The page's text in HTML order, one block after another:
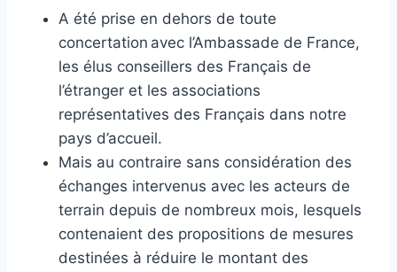
A été prise en dehors de toute
concertation avec l’Ambassade de France,
les élus conseillers des Français de
l’étranger et les associations
représentatives des Français dans notre
pays d’accueil.
Mais au contraire sans considération des
échanges intervenus avec les acteurs de
terrain depuis de nombreux mois, lesquels
contenaient des propositions de mesures
destinées à réduire le montant des